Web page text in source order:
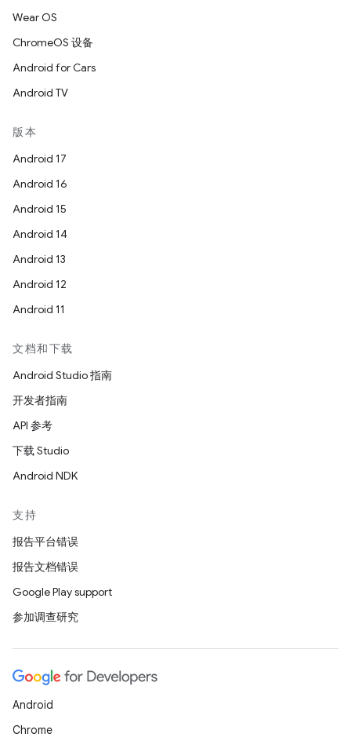
Wear OS
ChromeOS 设备
Android for Cars
Android TV
版本
Android 17
Android 16
Android 15
Android 14
Android 13
Android 12
Android 11
文档和下载
Android Studio 指南
开发者指南
API 参考
下载 Studio
Android NDK
支持
报告平台错误
报告文档错误
Google Play support
参加调查研究
Android
Chrome